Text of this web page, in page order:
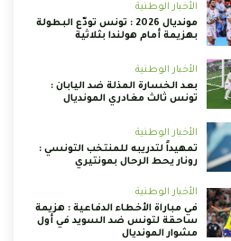
الأخبار الوطنية
مونديال 2026 : تونس تودّع البطولة
بهزيمة أمام هولندا بثلاثية
الأخبار الوطنية
بعد الخسارة المذلة ضد اليابان :
تونس ثالث مغادري المونديال
الأخبار الوطنية
تمهيداً لتدريبه للمنتخب التونسي :
رونار يحط الرحال بمونتيري
الأخبار الوطنية
في مباراة الأخطاء الدفاعية : هزيمة
ساحقة لتونس ضد السويد في أول
مشوار المونديال